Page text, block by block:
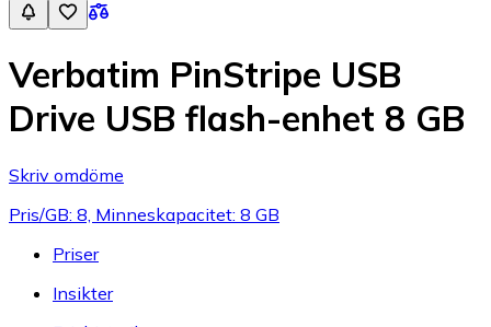
Verbatim PinStripe USB
Drive USB flash-enhet 8 GB
Skriv omdöme
Pris/GB: 8, Minneskapacitet: 8 GB
Priser
Insikter